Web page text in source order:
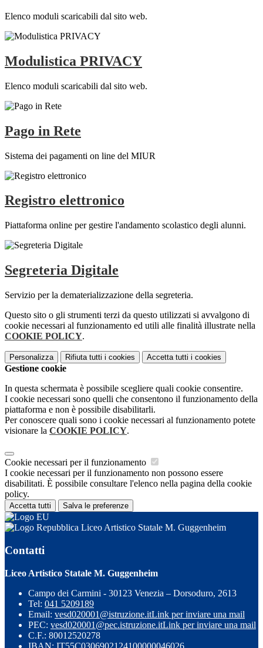
Elenco moduli scaricabili dal sito web.
Modulistica PRIVACY
Elenco moduli scaricabili dal sito web.
Pago in Rete
Sistema dei pagamenti on line del MIUR
Registro elettronico
Piattaforma online per gestire l'andamento scolastico degli alunni.
Segreteria Digitale
Servizio per la dematerializzazione della segreteria.
Questo sito o gli strumenti terzi da questo utilizzati si avvalgono di
cookie necessari al funzionamento ed utili alle finalità illustrate nella
COOKIE POLICY.
Personalizza Rifiuta tutti i cookies Accetta tutti i cookies
Gestione cookie
In questa schermata è possibile scegliere quali cookie consentire.
I cookie necessari sono quelli che consentono il funzionamento della
piattaforma e non è possibile disabilitarli.
Per conoscere quali sono i cookie necessari al funzionamento potete
visionare la COOKIE POLICY.
Cookie necessari per il funzionamento
I cookie necessari per il funzionamento non possono essere
disabilitati. È possibile consultare l'elenco nella pagina della cookie
policy.
Accetta tutti Salva le preferenze
Liceo Artistico Statale M. Guggenheim
Contatti
Liceo Artistico Statale M. Guggenheim
Campo dei Carmini - 30123 Venezia – Dorsoduro, 2613
Tel: 041 5209189
Email: vesd020001@istruzione.itLink per inviare una mail
PEC: vesd020001@pec.istruzione.itLink per inviare una mail
C.F.: 80012520278
IBAN: IT55C0306902124100000046026